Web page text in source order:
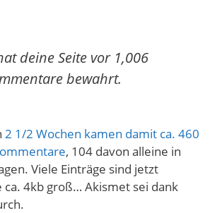
deine Seite vor 1,006
bewahrt.
2 1/2 Wochen kamen damit ca. 460
, 104 davon alleine in
Viele Einträge sind jetzt
4kb groß… Akismet sei dank